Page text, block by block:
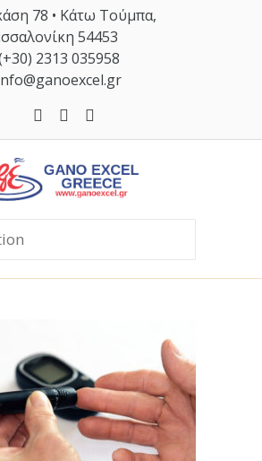
78 • Κάτω Τούμπα,
54453
2313 035958